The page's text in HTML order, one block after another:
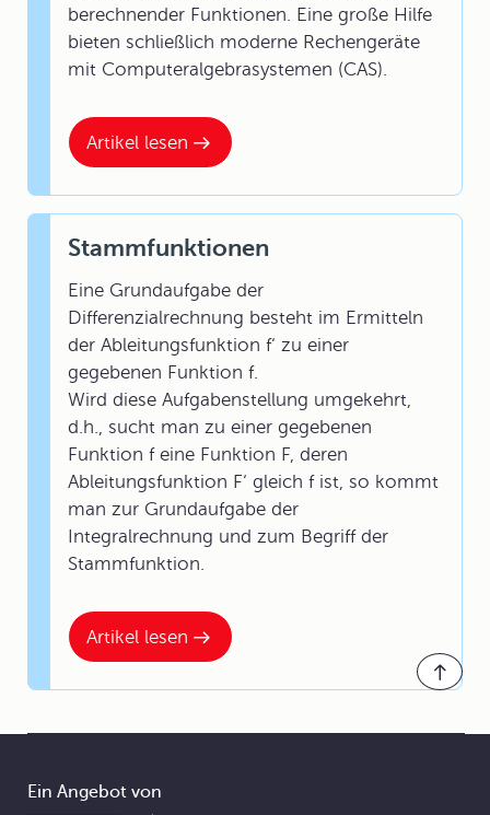
Artikel lesen
berechnender Funktionen. Eine große Hilfe
bieten schließlich moderne Rechengeräte
mit Computeralgebrasystemen (CAS).
Artikel lesen
Stammfunktionen
Eine Grundaufgabe der
Differenzialrechnung besteht im Ermitteln
der Ableitungsfunktion f‘ zu einer
gegebenen Funktion f.
Wird diese Aufgabenstellung umgekehrt,
d.h., sucht man zu einer gegebenen
Funktion f eine Funktion F, deren
Ableitungsfunktion F‘ gleich f ist, so kommt
man zur Grundaufgabe der
Integralrechnung und zum Begriff der
Stammfunktion.
Ein Angebot von